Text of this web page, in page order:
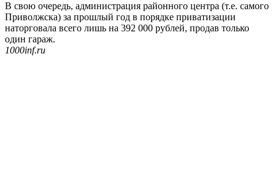
В свою очередь, администрация районного центра (т.е. самого
Приволжска) за прошлый год в порядке приватизации
наторговала всего лишь на 392 000 рублей, продав только
один гараж.
1000inf.ru